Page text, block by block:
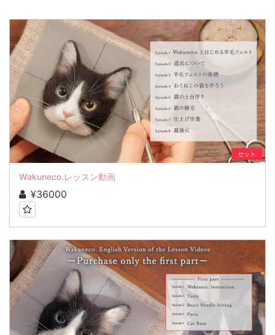
セット
Wakuneco.レッスン動画
¥36000